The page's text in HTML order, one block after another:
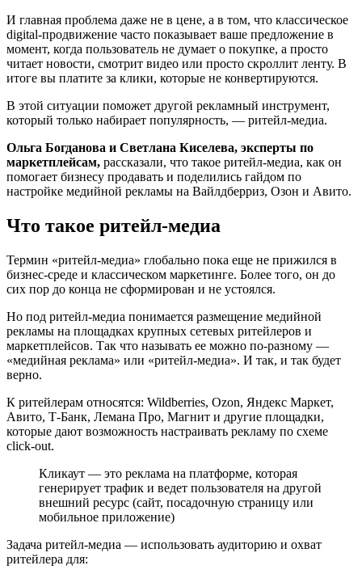
И главная проблема даже не в цене, а в том, что классическое
digital-продвижение часто показывает ваше предложение в
момент, когда пользователь не думает о покупке, а просто
читает новости, смотрит видео или просто скроллит ленту. В
итоге вы платите за клики, которые не конвертируются.
В этой ситуации поможет другой рекламный инструмент,
который только набирает популярность, — ритейл-медиа.
Ольга Богданова и Светлана Киселева, эксперты по
маркетплейсам, рассказали, что такое ритейл-медиа, как он
помогает бизнесу продавать и поделились гайдом по
настройке медийной рекламы на Вайлдберриз, Озон и Авито.
Что такое ритейл-медиа
Термин «ритейл-медиа» глобально пока еще не прижился в
бизнес-среде и классическом маркетинге. Более того, он до
сих пор до конца не сформирован и не устоялся.
Но под ритейл-медиа понимается размещение медийной
рекламы на площадках крупных сетевых ритейлеров и
маркетплейсов. Так что называть ее можно по-разному —
«медийная реклама» или «ритейл-медиа». И так, и так будет
верно.
К ритейлерам относятся: Wildberries, Ozon, Яндекс Маркет,
Авито, Т-Банк, Лемана Про, Магнит и другие площадки,
которые дают возможность настраивать рекламу по схеме
click-out.
Кликаут — это реклама на платформе, которая
генерирует трафик и ведет пользователя на другой
внешний ресурс (сайт, посадочную страницу или
мобильное приложение)
Задача ритейл-медиа — использовать аудиторию и охват
ритейлера для: